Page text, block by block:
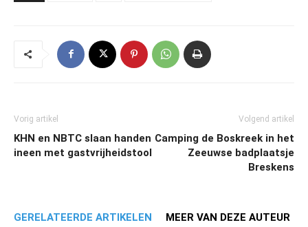
Vorig artikel
KHN en NBTC slaan handen
ineen met gastvrijheidstool
Volgend artikel
Camping de Boskreek in het
Zeeuwse badplaatsje
Breskens
GERELATEERDE ARTIKELEN MEER VAN DEZE AUTEUR